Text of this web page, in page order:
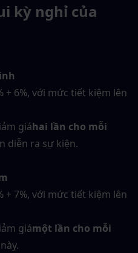
kỳ nghỉ của
+ 6%, với mức tiết kiệm lên
giáhai lần cho mỗi
diễn ra sự kiện.
+ 7%, với mức tiết kiệm lên
giámột lần cho mỗi